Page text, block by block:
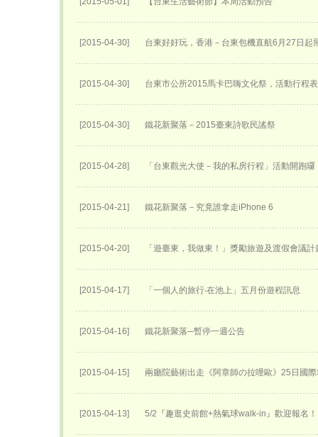
[2015-04-30] 台東好好玩，香港－台東包機直航6月27日​起
[2015-04-30] 台東市公所2015馬卡巴嗨文化祭，活動行程
[2015-04-30] 鐵花新聚落－2015臺東詩歌民謠祭
[2015-04-28] 「台東觀光大使－我的私房行程」活動開跑囉
[2015-04-21] 鐵花新聚落－究竟誰拿走iPhone 6
[2015-04-20] 「遊臺東，我做東！」獎勵旅遊及渡假會議計
[2015-04-17] 「一個人的旅行‧在池上」五月份遊程訊息
[2015-04-16] 鐵花新聚落─暫停一週公告
[2015-04-15] 兩廳院藝術出走《阿章師の拉哩歐》25日國
[2015-04-13] 5/2『趣逛史前館+熱氣球walk-in』歡迎報名！